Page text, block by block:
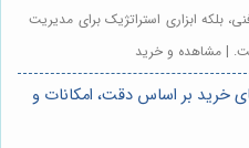
بلکه ابزاری استراتژیک برای مدیریت
| مشاهده و خرید
خرید بر اساس دقت، امکانات و